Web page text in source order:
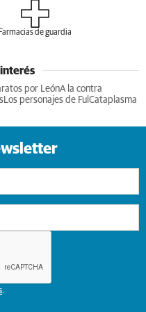
Farmacias de guardia
por LeónA la contra
Los personajes de Ful Cataplasma
.